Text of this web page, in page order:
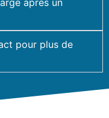
pour plus de